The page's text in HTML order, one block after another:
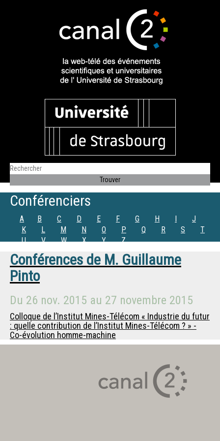
Conférenciers
A B C D E F G H I
J
K
L M N O P Q R S
T
U
V W X Y Z
Conférences de M. Guillaume
Pinto
Du 26 nov. 2015 au 27 novembre 2015
Colloque de l’Institut Mines-Télécom « Industrie du futur
: quelle contribution de l’Institut Mines-Télécom ? » -
Co-évolution homme-machine